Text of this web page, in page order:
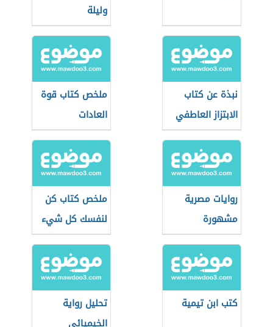
وليلة
نبذة عن كتاب
الابتزاز العاطفي
لسوزان فوروارد
ملخص كتاب قوة
العادات
روايات مصرية
مشهورة
ملخص كتاب كن
لنفسك كل شيء
كتب ابن تيمية
تحليل رواية
الخيميائي